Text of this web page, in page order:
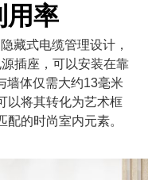
用率
藏式电缆管理设计，
插座，可以安装在靠
墙体仅需大约13毫米
以将其转化为艺术框
的时尚室内元素。